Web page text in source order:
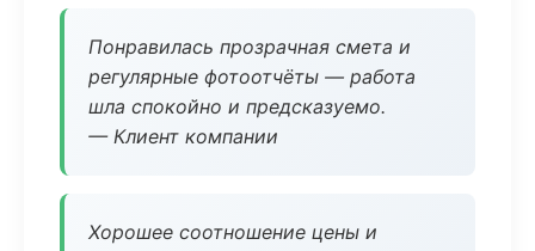
Понравилась прозрачная смета и
регулярные фотоотчёты — работа
шла спокойно и предсказуемо.
— Клиент компании
Хорошее соотношение цены и